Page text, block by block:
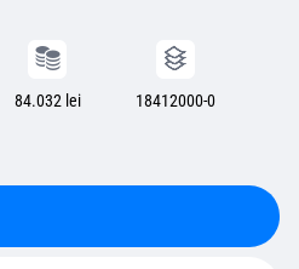
84.032 lei 18412000-0